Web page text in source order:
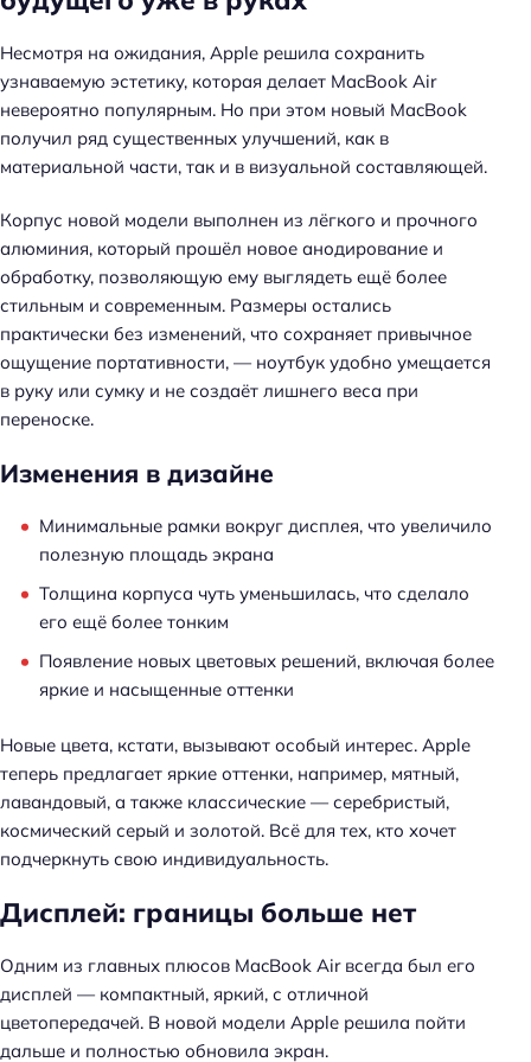
Несмотря на ожидания, Apple решила сохранить
узнаваемую эстетику, которая делает MacBook Air
невероятно популярным. Но при этом новый MacBook
получил ряд существенных улучшений, как в
материальной части, так и в визуальной составляющей.
Корпус новой модели выполнен из лёгкого и прочного
алюминия, который прошёл новое анодирование и
обработку, позволяющую ему выглядеть ещё более
стильным и современным. Размеры остались
практически без изменений, что сохраняет привычное
ощущение портативности, — ноутбук удобно умещается
в руку или сумку и не создаёт лишнего веса при
переноске.
Изменения в дизайне
Минимальные рамки вокруг дисплея, что увеличило
полезную площадь экрана
Толщина корпуса чуть уменьшилась, что сделало
его ещё более тонким
Появление новых цветовых решений, включая более
яркие и насыщенные оттенки
Новые цвета, кстати, вызывают особый интерес. Apple
теперь предлагает яркие оттенки, например, мятный,
лавандовый, а также классические — серебристый,
космический серый и золотой. Всё для тех, кто хочет
подчеркнуть свою индивидуальность.
Дисплей: границы больше нет
Одним из главных плюсов MacBook Air всегда был его
дисплей — компактный, яркий, с отличной
цветопередачей. В новой модели Apple решила пойти
дальше и полностью обновила экран.